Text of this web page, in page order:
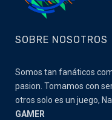
SOBRE NOSOTROS
Somos tan fanáticos
pasion. Tomamos con
otros solo es un juego,
GAMER